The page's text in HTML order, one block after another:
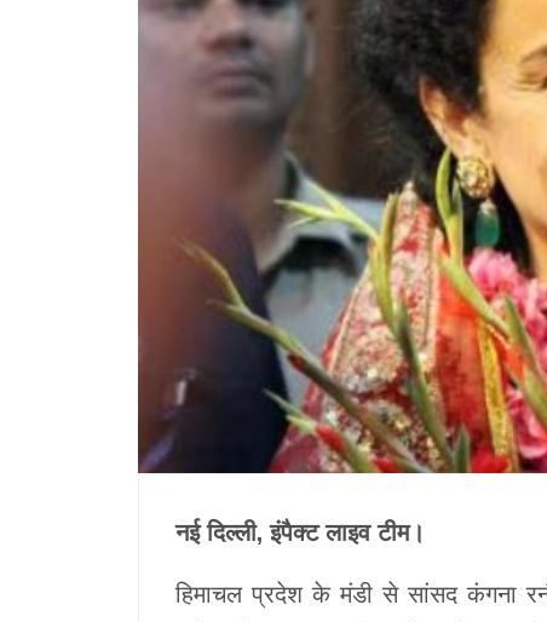
नई दिल्ली, इंपैक्ट लाइव टीम।
हिमाचल प्रदेश के मंडी से सांसद कंगना